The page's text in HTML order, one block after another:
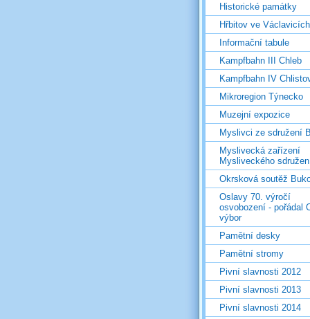
Historické památky
Hřbitov ve Václavicích
Informační tabule
Kampfbahn III Chleb
Kampfbahn IV
Mikroregion Týnecko
Muzejní expozice
Myslivci ze sdružení
Myslivecká zařízení
Mysliveckého
Okrsková soutěž
Oslavy 70. výročí
osvobození - pořádal
výbor
Pamětní desky
Pamětní stromy
Pivní slavnosti 2012
Pivní slavnosti 2013
Pivní slavnosti 2014